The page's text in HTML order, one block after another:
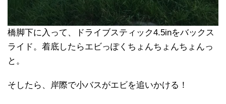
橋脚下に入って、ドライブスティック4.5inをバックス
ライド。着底したらエビっぽくちょんちょんちょんっ
と。
そしたら、岸際で小バスがエビを追いかける！